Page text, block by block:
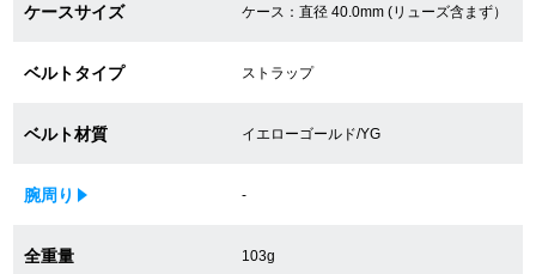
買取・下取りはこちら
買取専門サロン
買取ご成約者様限定5万円クーポン
75%以上保証！中古商品高価買戻し
ケースサイズ ケース：直径 40.0mm (リューズ含まず）
ベルトタイプ ストラップ
ベルト材質 イエローゴールド/YG
腕周り -
全重量 103g